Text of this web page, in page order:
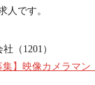
人です。
（1201）
集】映像カメラマ